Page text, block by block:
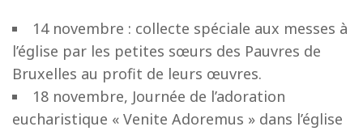
14 novembre : collecte spéciale aux messes à
l’église par les petites sœurs des Pauvres de
Bruxelles au profit de leurs œuvres.
18 novembre, Journée de l’adoration
eucharistique « Venite Adoremus » dans l’église